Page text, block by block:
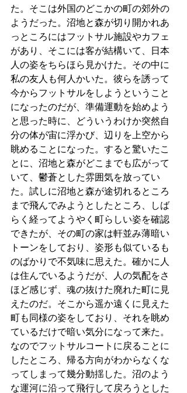
た。そこは外国のどこかの町の郊外の
ようだった。沼地と森が切り開かれあ
っところにはフットサル施設やカフェ
があり、そこには客が結構いて、日本
人の姿をちらほら見かけた。その中に
私の友人も何人かいた。彼らを誘って
今からフットサルをしようということ
になったのだが、準備運動を始めよう
と思った時に、どういうわけか突然自
分の体が宙に浮かび、辺りを上空から
眺めることになった。すると驚いたこ
とに、沼地と森がどこまでも広がって
いて、鬱蒼とした雰囲気を放ってい
た。試しに沼地と森が途切れるところ
まで飛んでみようとしたところ、しば
らく経ってようやく町らしい姿を確認
できたが、その町の家は軒並み薄暗い
トーンをしており、姿形も似ているも
のばかりで不気味に思えた。確かに人
は住んでいるようだが、人の気配をさ
ほど感じず、魂の抜けた廃れた町に見
えたのだ。そこから遥か遠くに見えた
町も同様の姿をしており、それを眺め
ているだけで暗い気分になって来た。
なのでフットサルコートに戻ることに
したところ、帰る方向がわからなくな
ってしまって幾分動揺した。沼のよう
な運河に沿って飛行して戻ろうとした